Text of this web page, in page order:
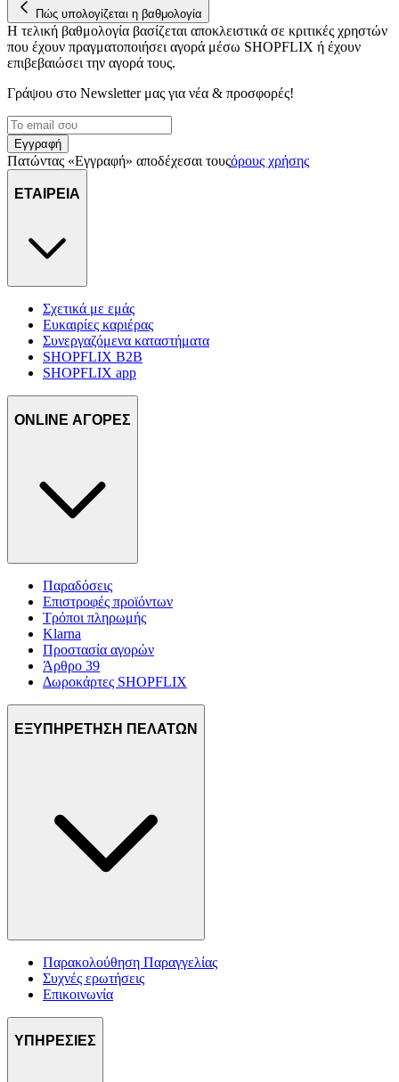
διαφημίσεων και περιεχομένου, τις μετρήσεις σχετικά με
διαφημίσεις και περιεχόμενο, την καλύτερη εικόνα του κοινού
μας και την ανάπτυξη προϊόντων. Επίσης, κοινοποιούμε
πληροφορίες σχετικά με την από μέρους σας χρήση της
τοποθεσίας μας στους συνεργάτες μέσων κοινωνικής
δικτύωσης, διαφημίσεων και ανάλυσης.
Πώς υπολογίζεται η βαθμολογία
Η τελική βαθμολογία βασίζεται αποκλειστικά σε κριτικές χρηστών
που έχουν πραγματοποιήσει αγορά μέσω SHOPFLIX ή έχουν
επιβεβαιώσει την αγορά τους.
Γράψου στο Νewsletter μας για νέα & προσφορές!
Εγγραφή
Πατώντας «Εγγραφή» αποδέχεσαι τουςόρους χρήσης
ΕΤΑΙΡΕΙΑ
Σχετικά με εμάς
Ευκαιρίες καριέρας
Συνεργαζόμενα καταστήματα
SHOPFLIX B2B
SHOPFLIX app
ONLINE ΑΓΟΡΕΣ
Παραδόσεις
Επιστροφές προϊόντων
Τρόποι πληρωμής
Klarna
Προστασία αγορών
Άρθρο 39
Δωροκάρτες SHOPFLIX
ΕΞΥΠΗΡΕΤΗΣΗ ΠΕΛΑΤΩΝ
Παρακολούθηση Παραγγελίας
Συχνές ερωτήσεις
Επικοινωνία
ΥΠΗΡΕΣΙΕΣ